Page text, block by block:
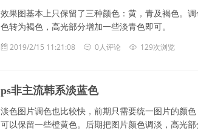
效果图基本上只保留了三种颜色：黄，青及褐色。
色转为褐色，高光部分增加一些淡青色即可。
2019/2/15 11:21:08 0人评论 129次浏览
ps非主流韩系淡蓝色
淡色图片调色也比较快，前期只需要统一图片的颜
可以保留一些橙黄色。后期把图片颜色调淡，高光部